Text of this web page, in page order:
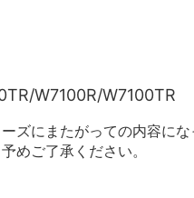
W7100R/W7100TR
ズにまたがっての内容に
めご了承ください。